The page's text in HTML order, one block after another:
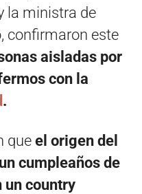
la ministra de
confirmaron este
aisladas por
con la
.
que el origen del
cumpleaños de
un country